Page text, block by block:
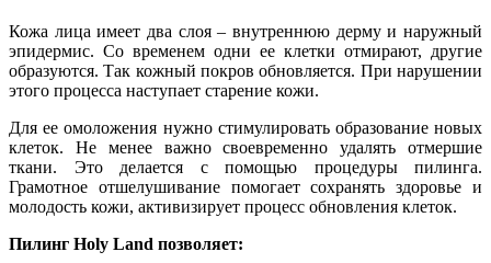
Кожа лица имеет два слоя – внутреннюю дерму и наружный
эпидермис. Со временем одни ее клетки отмирают, другие
образуются. Так кожный покров обновляется. При нарушении
этого процесса наступает старение кожи.
Для ее омоложения нужно стимулировать образование новых
клеток. Не менее важно своевременно удалять отмершие
ткани. Это делается с помощью процедуры пилинга.
Грамотное отшелушивание помогает сохранять здоровье и
молодость кожи, активизирует процесс обновления клеток.
Пилинг Holy Land позволяет: